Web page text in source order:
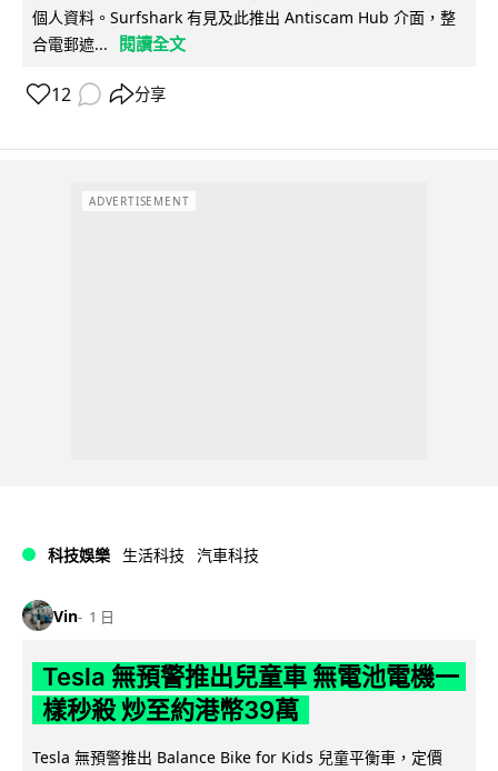
個人資料。Surfshark 有見及此推出 Antiscam Hub 介面，整
合電郵遮...
閱讀全文
12 分享
ADVERTISEMENT
科技娛樂 生活科技 汽車科技
Vin 1 日
Tesla 無預警推出兒童車 無電池電機一
樣秒殺 炒至約港幣39萬
Tesla 無預警推出 Balance Bike for Kids 兒童平衡車，定價